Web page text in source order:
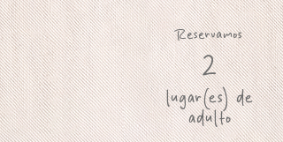
Reservamos
2
lugar(es) de
adulto